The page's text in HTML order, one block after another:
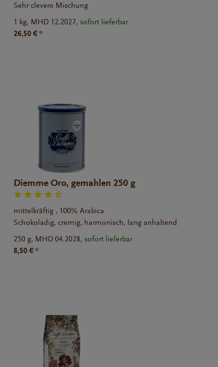
Sehr clevere Mischung
1 kg, MHD 12.2027, sofort lieferbar
26,50 € *
Diemme Oro, gemahlen 250 g
mittelkräftig , 100% Arabica
Schokoladig, cremig, harmonisch, lang anhaltend
250 g, MHD 04.2028, sofort lieferbar
8,50 € *